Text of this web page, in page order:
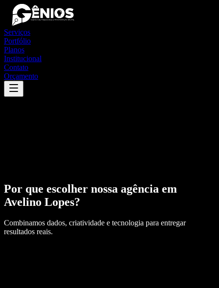
Serviços
Portfólio
Planos
Institucional
Contato
Orçamento
Por que escolher nossa agência em
Avelino Lopes?
Combinamos dados, criatividade e tecnologia para entregar
resultados reais.